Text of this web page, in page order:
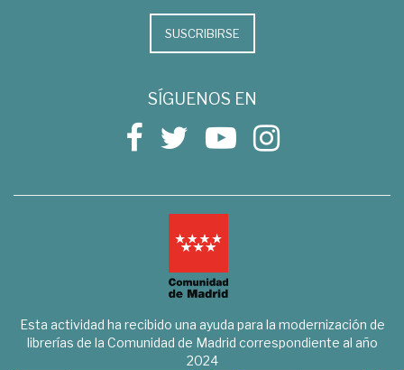
SUSCRIBIRSE
SÍGUENOS EN
Esta actividad ha recibido una ayuda para la modernización de
librerías de la Comunidad de Madrid correspondiente al año
2024